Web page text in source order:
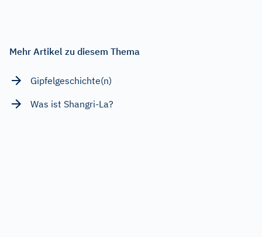
Mehr Artikel zu diesem Thema
Gipfelgeschichte(n)
Was ist Shangri-La?